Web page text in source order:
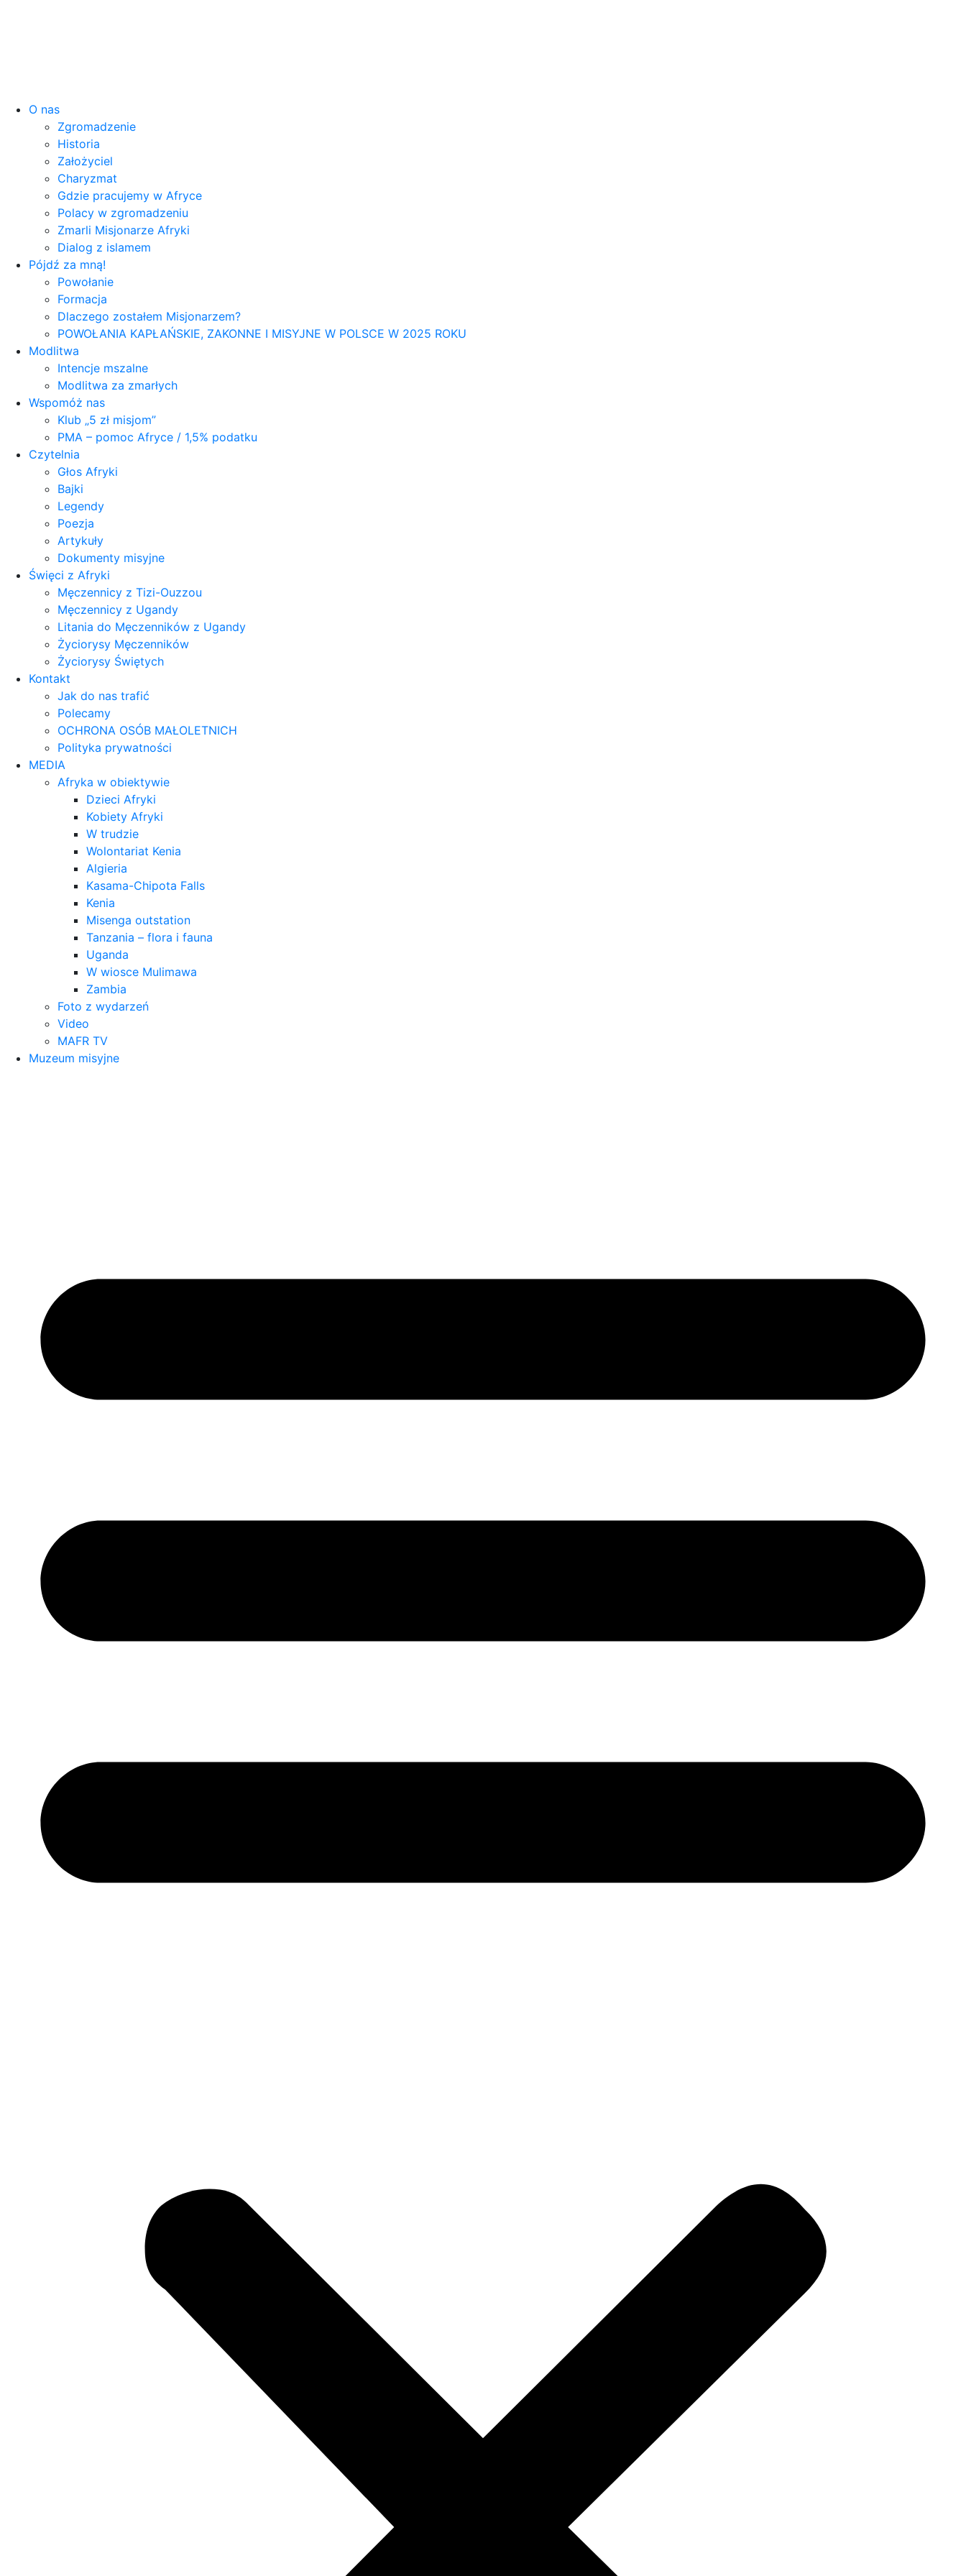
O nas
Zgromadzenie
Historia
Założyciel
Charyzmat
Gdzie pracujemy w Afryce
Polacy w zgromadzeniu
Zmarli Misjonarze Afryki
Dialog z islamem
Pójdź za mną!
Powołanie
Formacja
Dlaczego zostałem Misjonarzem?
POWOŁANIA KAPŁAŃSKIE, ZAKONNE I MISYJNE W POLSCE W 2025 ROKU
Modlitwa
Intencje mszalne
Modlitwa za zmarłych
Wspomóż nas
Klub „5 zł misjom”
PMA – pomoc Afryce / 1,5% podatku
Czytelnia
Głos Afryki
Bajki
Legendy
Poezja
Artykuły
Dokumenty misyjne
Święci z Afryki
Męczennicy z Tizi-Ouzzou
Męczennicy z Ugandy
Litania do Męczenników z Ugandy
Życiorysy Męczenników
Życiorysy Świętych
Kontakt
Jak do nas trafić
Polecamy
OCHRONA OSÓB MAŁOLETNICH
Polityka prywatności
MEDIA
Afryka w obiektywie
Dzieci Afryki
Kobiety Afryki
W trudzie
Wolontariat Kenia
Algieria
Kasama-Chipota Falls
Kenia
Misenga outstation
Tanzania – flora i fauna
Uganda
W wiosce Mulimawa
Zambia
Foto z wydarzeń
Video
MAFR TV
Muzeum misyjne